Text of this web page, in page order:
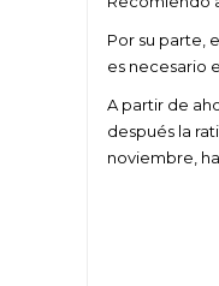
Por su parte,
es necesario
A partir de
después la
noviembre,